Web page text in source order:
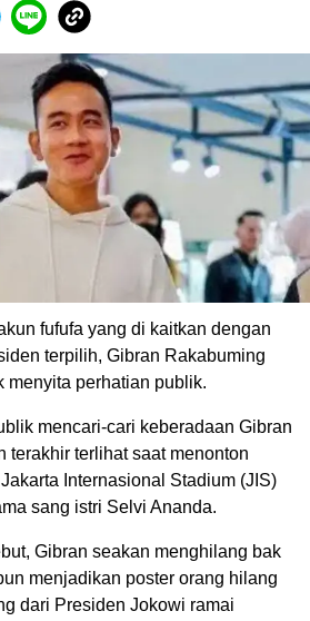
fufufa yang di kaitkan dengan
terpilih, Gibran Rakabuming
menyita perhatian publik.
mencari-cari keberadaan Gibran
terakhir terlihat saat menonton
Internasional Stadium (JIS)
sang istri Selvi Ananda.
Gibran seakan menghilang bak
menjadikan poster orang hilang
dari Presiden Jokowi ramai